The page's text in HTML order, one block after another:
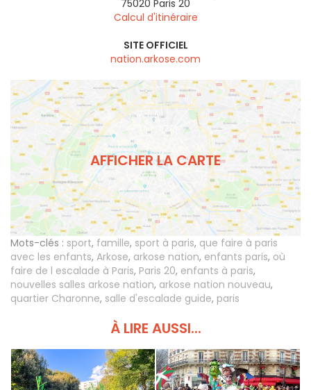
75020 Paris 20
Calcul d'itinéraire
SITE OFFICIEL
nation.arkose.com
AFFICHER LA CARTE
Mots-clés : sport, famille, sport à paris, que faire à paris
avec les enfants, Arkose, arkose nation, enfants paris, où
faire de l escalade à Paris, Paris 20, enfants à paris,
nouvelles salles arkose nation, arkose nation nouveau,
quartier Charonne, salle d'escalade guide, paris
À LIRE AUSSI...